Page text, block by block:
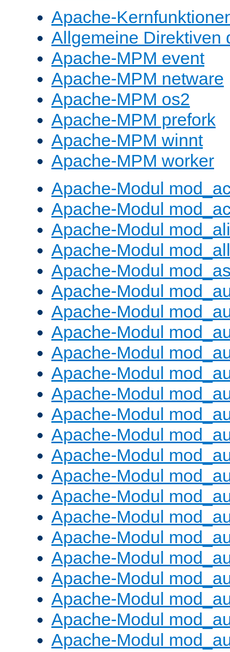
Apache-
Allgemeine Direktiven
Apache-MPM event
Apache-MPM netware
Apache-MPM os2
Apache-MPM prefork
Apache-MPM winnt
Apache-MPM worker
Apache-Modul
Apache-Modul
Apache-Modul
Apache-Modul
Apache-Modul
Apache-Modul
Apache-Modul
Apache-Modul
Apache-Modul
Apache-Modul
Apache-Modul
Apache-Modul
Apache-Modul
Apache-Modul
Apache-Modul
Apache-Modul
Apache-Modul
Apache-Modul
Apache-Modul
Apache-Modul
Apache-Modul
Apache-Modul
Apache-Modul